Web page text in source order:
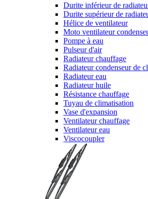
Durite inférieur de
Durite supérieur de
Hélice de ventilateur
Moto ventilateur
Pompe à eau
Pulseur d'air
Radiateur chauffage
Radiateur condenseur de
Radiateur eau
Radiateur huile
Résistance chauffage
Tuyau de climatisation
Vase d'expansion
Ventilateur chauffage
Ventilateur eau
Viscocoupler